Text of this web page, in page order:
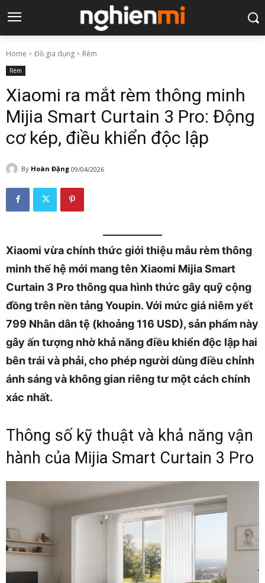
Home Đồ gia dụng Rèm
Rèm
Xiaomi ra mắt rèm thông minh
Mijia Smart Curtain 3 Pro: Động
cơ kép, điều khiển độc lập
By Hoàn Đặng 09/04/2026
Xiaomi vừa chính thức giới thiệu mẫu rèm thông
minh thế hệ mới mang tên Xiaomi Mijia Smart
Curtain 3 Pro thông qua hình thức gây quỹ cộng
đồng trên nền tảng Youpin. Với mức giá niêm yết
799 Nhân dân tệ (khoảng 116 USD), sản phẩm này
gây ấn tượng nhờ khả năng điều khiển độc lập hai
bên trái và phải, cho phép người dùng điều chỉnh
ánh sáng và không gian riêng tư một cách chính
xác nhất.
Thông số kỹ thuật và khả năng vận
hành của Mijia Smart Curtain 3 Pro